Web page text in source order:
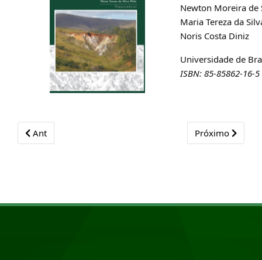
Newton Moreira de
Maria Tereza da
Noris Costa Diniz
Universidade de
ISBN: 85-85862-16-5
Previous article: Publicações Científicas
Ant Next article:
Próximo